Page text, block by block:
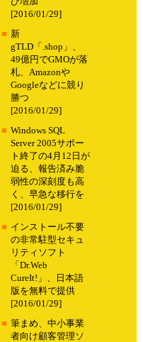
[2016/01/29]
■ 新
gTLD「.shop」、
49億円でGMOが落
札、Amazonや
Googleなどに競り
勝つ
[2016/01/29]
■ Windows SQL
Server 2005サポー
ト終了の4月12日が
迫る、報告済み脆
弱性の深刻度も高
く、早急な移行を
[2016/01/29]
■ インストール不要
の非常駐型セキュ
リティソフト
「Dr.Web
CureIt!」、日本語
版を無料で提供
[2016/01/29]
■ 筆まめ、中小事業
者向け顧客管理ソ